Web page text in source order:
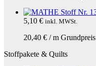
5,10 € inkl. MWSt.
20,40 € /m Grundpreis
Stoffpakete & Quilts